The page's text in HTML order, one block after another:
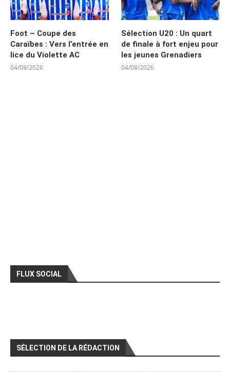
Foot – Coupe des
Caraïbes : Vers l’entrée en
lice du Violette AC
04/08/2026
Sélection U20 : Un quart
de finale à fort enjeu pour
les jeunes Grenadiers
04/08/2026
FLUX SOCIAL
SÉLECTION DE LA RÉDACTION